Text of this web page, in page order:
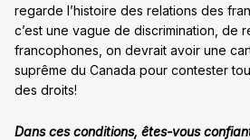
regarde l’histoire des relations des
c’est une vague de discrimination, de
francophones, on devrait avoir une
suprême du Canada pour contester
des droits!
Dans ces conditions, êtes-vous